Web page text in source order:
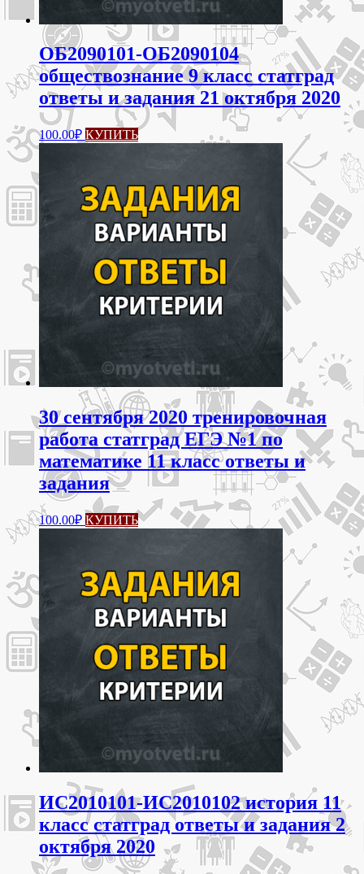
ОБ2090101-ОБ2090104
обществознание 9 класс статград
ответы и задания 21 октября 2020
100.00₽ КУПИТЬ
30 сентября 2020 тренировочная
работа статград ЕГЭ №1 по
математике 11 класс ответы и
задания
100.00₽ КУПИТЬ
ИС2010101-ИС2010102 история 11
класс статград ответы и задания 2
октября 2020